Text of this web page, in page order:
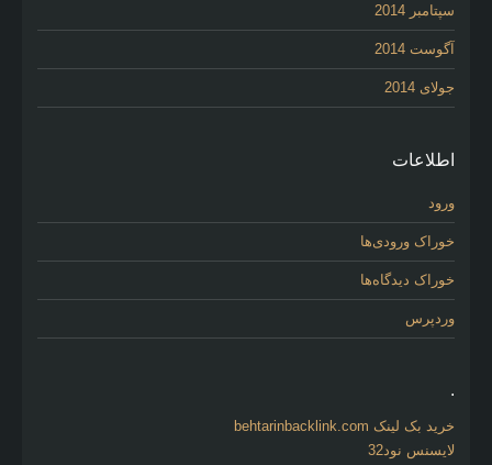
سپتامبر 2014
آگوست 2014
جولای 2014
اطلاعات
ورود
خوراک ورودی‌ها
خوراک دیدگاه‌ها
وردپرس
.
خرید بک لینک behtarinbacklink.com
لایسنس نود32